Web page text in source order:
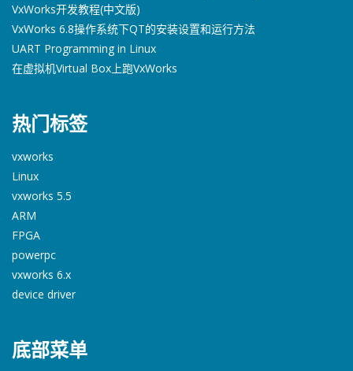
VxWorks开发教程(中文版)
VxWorks 6.8操作系统下QT的安装设置和运行方法
UART Programming in Linux
在虚拟机Virtual Box上跑VxWorks
热门标签
vxworks
Linux
vxworks 5.5
ARM
FPGA
powerpc
vxworks 6.x
device driver
底部菜单